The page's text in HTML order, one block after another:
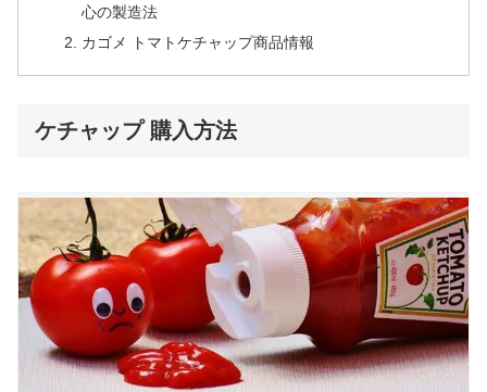
心の製造法
カゴメ トマトケチャップ商品情報
ケチャップ 購入方法